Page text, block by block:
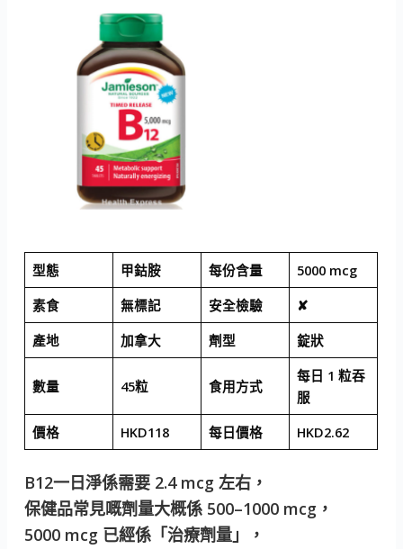
型態 甲鈷胺 每份含量
5000 mcg
素食
無標記 安全檢驗
✘
產地
加拿大 劑型 錠狀
數量 45粒 食用方式
每日 1 粒吞
服
價格
HKD118 每日價格 HKD2.62
B12一日淨係需要 2.4 mcg 左右，
保健品常見嘅劑量大概係 500–1000 mcg，
5000 mcg 已經係「治療劑量」，